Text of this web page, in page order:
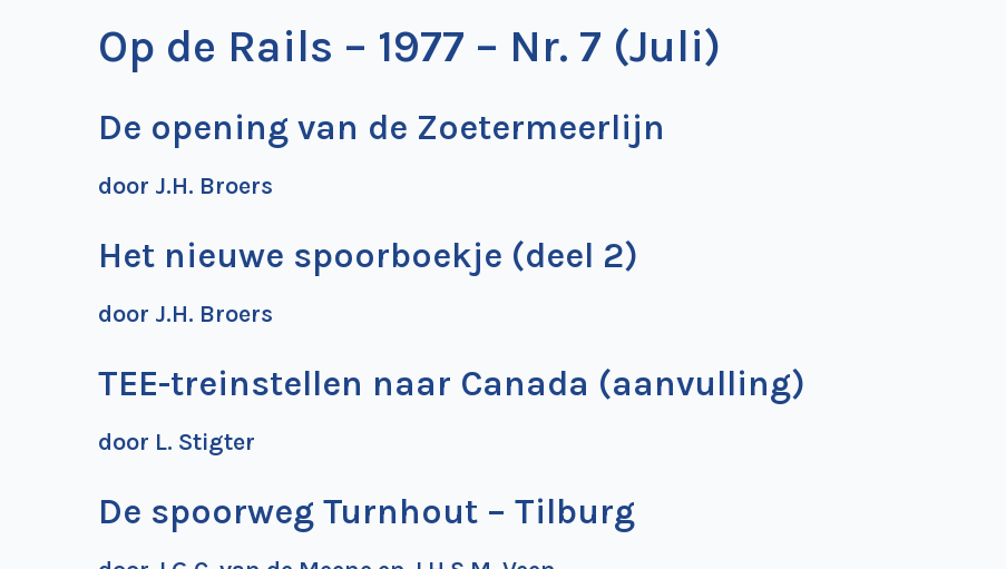
Op de Rails – 1977 – Nr. 7 (Juli)
De opening van de Zoetermeerlijn
door J.H. Broers
Het nieuwe spoorboekje (deel 2)
door J.H. Broers
TEE-treinstellen naar Canada (aanvulling)
door L. Stigter
De spoorweg Turnhout – Tilburg